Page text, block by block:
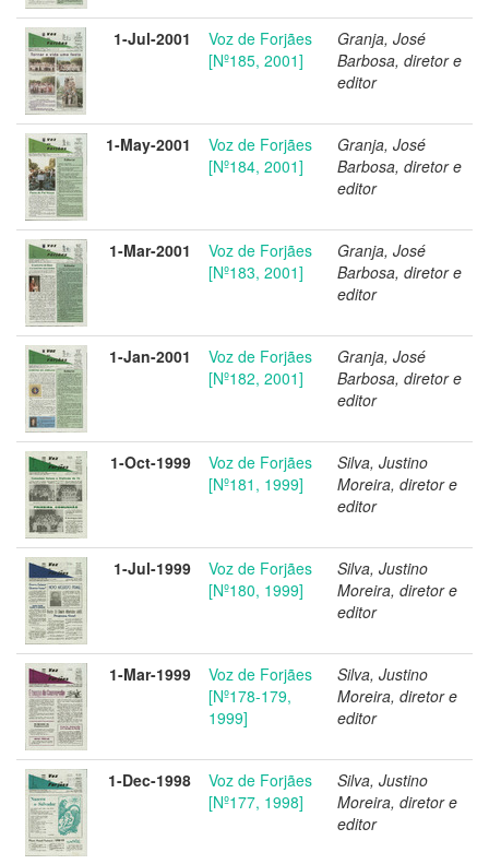
1-Jul-2001
Voz de Forjães
[Nº185, 2001]
Granja, José
Barbosa, diretor e
editor
1-May-2001
Voz de Forjães
[Nº184, 2001]
Granja, José
Barbosa, diretor e
editor
1-Mar-2001
Voz de Forjães
[Nº183, 2001]
Granja, José
Barbosa, diretor e
editor
1-Jan-2001
Voz de Forjães
[Nº182, 2001]
Granja, José
Barbosa, diretor e
editor
1-Oct-1999
Voz de Forjães
[Nº181, 1999]
Silva, Justino
Moreira, diretor e
editor
1-Jul-1999
Voz de Forjães
[Nº180, 1999]
Silva, Justino
Moreira, diretor e
editor
1-Mar-1999
Voz de Forjães
[Nº178-179,
1999]
Silva, Justino
Moreira, diretor e
editor
1-Dec-1998
Voz de Forjães
[Nº177, 1998]
Silva, Justino
Moreira, diretor e
editor